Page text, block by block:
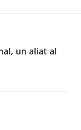
un aliat al